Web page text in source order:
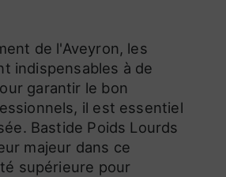
de l'Aveyron, les
indispensables à de
garantir le bon
il est essentiel
Bastide Poids Lourds
majeur dans ce
supérieure pour